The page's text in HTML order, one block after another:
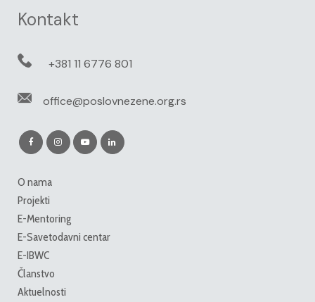
Kontakt
+381 11 6776 801
office@poslovnezene.org.rs
O nama
Projekti
E-Mentoring
E-Savetodavni centar
E-IBWC
Članstvo
Aktuelnosti